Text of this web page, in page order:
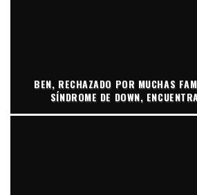
BEN, RECHAZADO POR MUCHAS
SÍNDROME DE DOWN,